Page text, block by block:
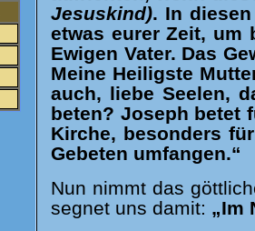
Jesuskind). In
etwas eurer Zeit, um
Ewigen Vater. Das
Meine Heiligste
auch, liebe Seelen,
beten? Joseph betet
Kirche, besonders
Gebeten umfangen.“
Nun nimmt das
segnet uns damit: „Im